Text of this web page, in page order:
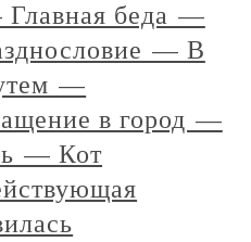
беда —
— В
—
в город —
— Кот